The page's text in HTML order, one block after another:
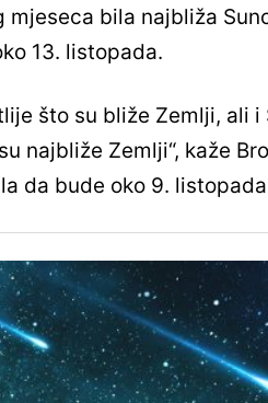
mjeseca bila najbliža
13. listopada.
što su bliže Zemlji, ali
najbliže Zemlji“, kaže
da bude oko 9.